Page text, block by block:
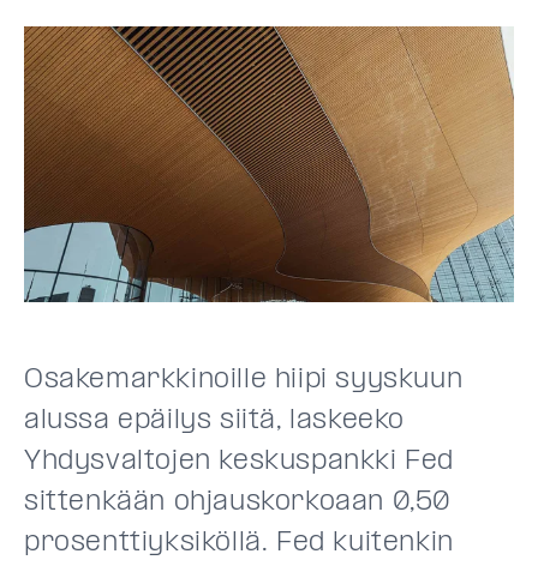
Osakemarkkinoille hiipi syyskuun
alussa epäilys siitä, laskeeko
Yhdysvaltojen keskuspankki Fed
sittenkään ohjauskorkoaan 0,50
prosenttiyksiköllä. Fed kuitenkin